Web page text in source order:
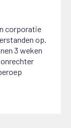
corporatie
op.
3 weken